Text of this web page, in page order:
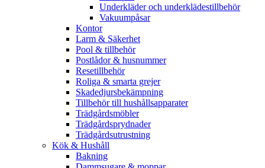
Underkläder och underklädestillbehör
Vakuumpåsar
Kontor
Larm & Säkerhet
Pool & tillbehör
Postlådor & husnummer
Resetillbehör
Roliga & smarta grejer
Skadedjursbekämpning
Tillbehör till hushållsapparater
Trädgårdsmöbler
Trädgårdsprydnader
Trädgårdsutrustning
Kök & Hushåll
Bakning